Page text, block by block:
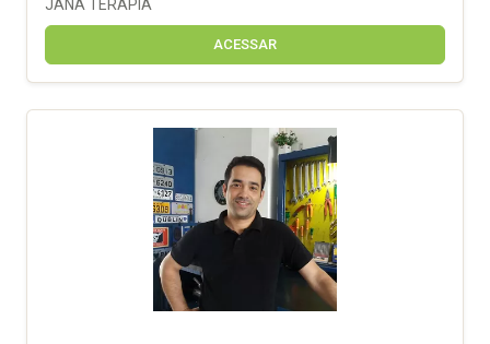
JANA TERAPIA
ACESSAR